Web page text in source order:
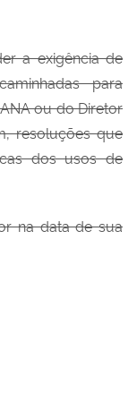
a exigência de
para
ou do Diretor
resoluções que
dos usos de
na data de sua